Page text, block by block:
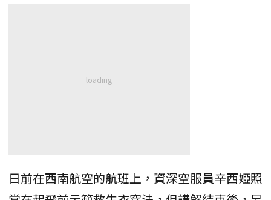
日前在西南航空的航班上，資深空服員辛西婭照